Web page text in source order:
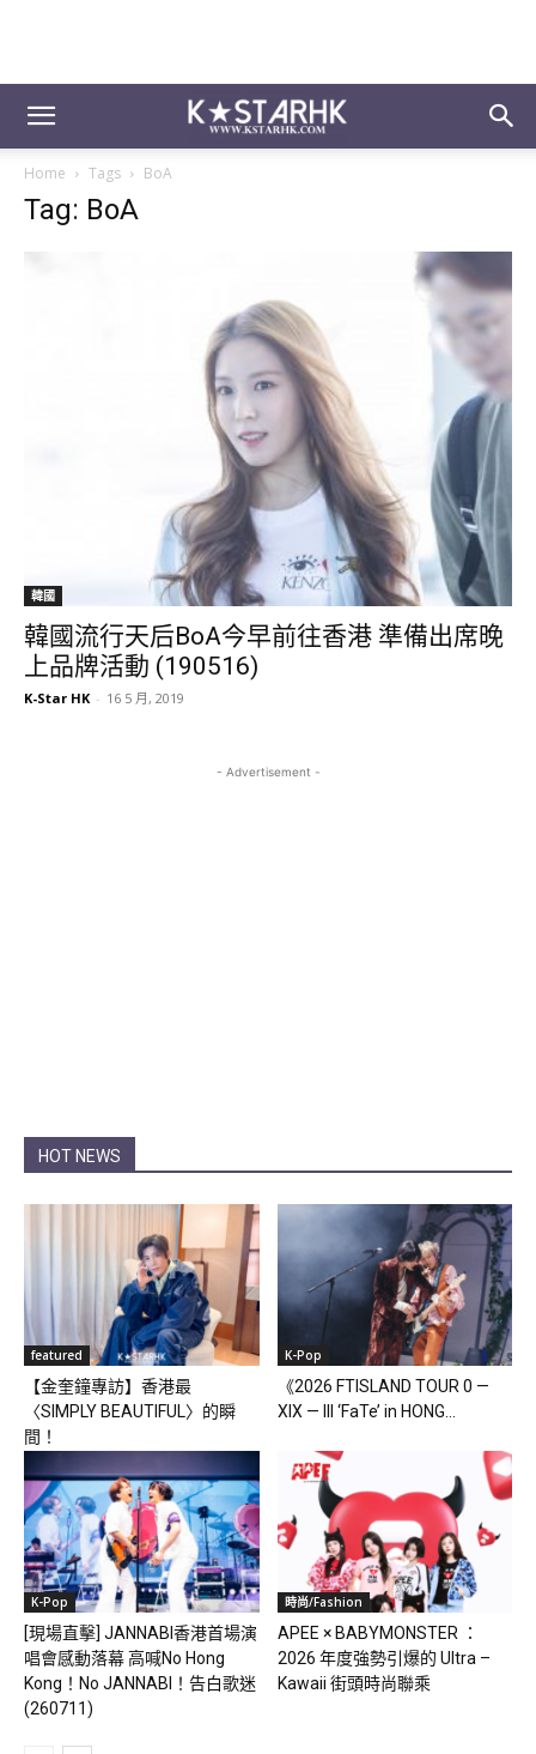
Home Tags BoA
Tag: BoA
韓國
韓國流行天后BoA今早前往香港 準備出席晚
上品牌活動 (190516)
K-Star HK - 16 5 月, 2019
- Advertisement -
HOT NEWS
featured
【金奎鐘專訪】香港最
〈SIMPLY BEAUTIFUL〉的瞬
間！
K-Pop
《2026 FTISLAND TOUR 0 —
XIX — III ‘FaTe’ in HONG...
K-Pop
[現場直擊] JANNABI香港首場演
唱會感動落幕 高喊No Hong
Kong！No JANNABI！告白歌迷
(260711)
時尚/Fashion
APEE × BABYMONSTER ：
2026 年度強勢引爆的 Ultra –
Kawaii 街頭時尚聯乘